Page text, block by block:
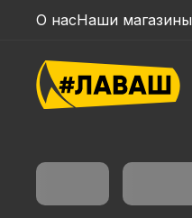
О насНаши магазины